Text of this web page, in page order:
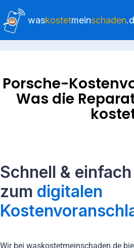
waskostetmeinschaden
Porsche-
Was die
Schnell & einfach
zum digitalen
Wir bei waskostetmeinschaden.de